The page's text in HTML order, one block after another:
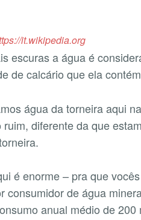
it.wikipedia.org
escuras a água é
de calcário que ela
água da torneira aqui
diferente da que
é enorme – pra que
consumidor de água
anual médio de 200